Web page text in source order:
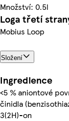
Množství: 0.5l
Loga třetí
Mobius Loop
Složení
Ingredience
<5 % aniontové
činidla
3(2H)-on